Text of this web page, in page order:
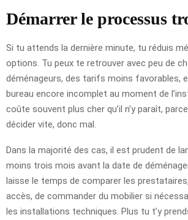
Démarrer le processus
Si tu attends la dernière minute, tu réduis
options. Tu peux te retrouver avec peu de
déménageurs, des tarifs moins favorables,
bureau encore incomplet au moment de
coûte souvent plus cher qu’il n’y paraît,
décider vite, donc mal.
Dans la majorité des cas, il est prudent de
moins trois mois avant la date de
laisse le temps de comparer les
accès, de commander du mobilier si
les installations techniques. Plus tu t’y